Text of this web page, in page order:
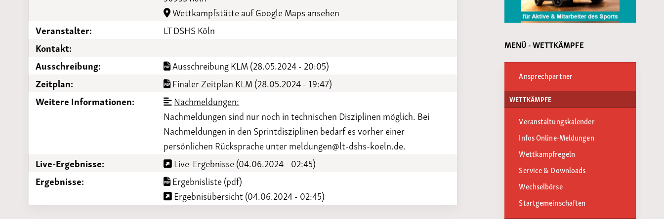
LSB-
Laufveranstaltertagungen
2023
Wettkampfstätte auf Google Maps ansehen
Veranstalter:
LT DSHS Köln
Kontakt:
Ausschreibung:
Ausschreibung KLM (28.05.2024 - 20:05)
Zeitplan:
Finaler Zeitplan KLM (28.05.2024 - 19:47)
Weitere Informationen:
Nachmeldungen:
Nachmeldungen sind nur noch in technischen Disziplinen möglich. Bei
Nachmeldungen in den Sprintdisziplinen bedarf es vorher einer
persönlichen Rücksprache unter meldungen@lt-dshs-koeln.de.
Live-Ergebnisse:
Live-Ergebnisse (04.06.2024 - 02:45)
Ergebnisse:
Ergebnisliste (pdf)
Ergebnisübersicht (04.06.2024 - 02:45)
MENÜ - WETTKÄMPFE
Ansprechpartner
WETTKÄMPFE
Veranstaltungskalender
Infos Online-Meldungen
Wettkampfregeln
Service & Downloads
Wechselbörse
Startgemeinschaften